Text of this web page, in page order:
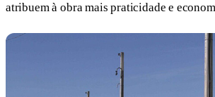
atribuem à obra mais praticidade e